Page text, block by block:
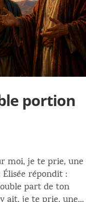
portion
moi, je te prie, une
répondit :
part de ton